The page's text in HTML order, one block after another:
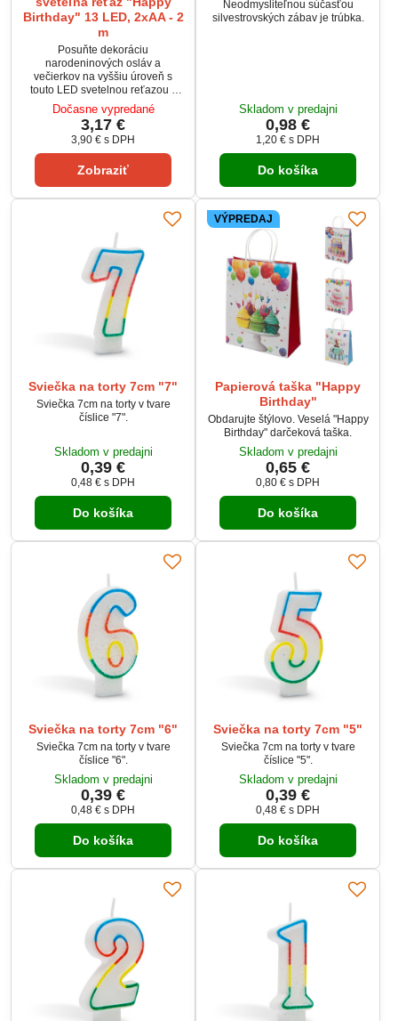
Birthday" 13 LED, 2xAA - 2
m
Posuňte dekoráciu
narodeninových osláv a
večierkov na vyššiu úroveň s
touto LED svetelnou reťazou s
nápisom "Happy Birthday",
písmená osvetluje teplá biela
LED.Úspech je zaručný.Vďaka
prevádzke s batériami ju môžete
umiestniť kďekoľvek.
Dočasne vypredané
3,17 €
3,90 € s DPH
Zobraziť
Neodmysliteľnou súčasťou
silvestrovských zábav je trúbka.
Skladom v predajni
0,98 €
1,20 € s DPH
Do košíka
Sviečka na torty 7cm "7"
Sviečka 7cm na torty v tvare
číslice "7".
Skladom v predajni
0,39 €
0,48 € s DPH
Do košíka
VÝPREDAJ
Papierová taška "Happy
Birthday"
Obdarujte štýlovo. Veselá "Happy
Birthday" darčeková taška.
Skladom v predajni
0,65 €
0,80 € s DPH
Do košíka
Sviečka na torty 7cm "6"
Sviečka 7cm na torty v tvare
číslice "6".
Skladom v predajni
0,39 €
0,48 € s DPH
Do košíka
Sviečka na torty 7cm "5"
Sviečka 7cm na torty v tvare
číslice "5".
Skladom v predajni
0,39 €
0,48 € s DPH
Do košíka